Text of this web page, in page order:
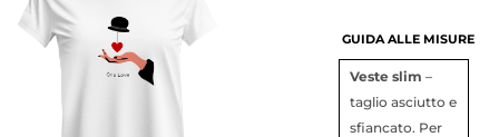
GUIDA ALLE MISURE
Veste slim –
taglio asciutto e
sfiancato. Per